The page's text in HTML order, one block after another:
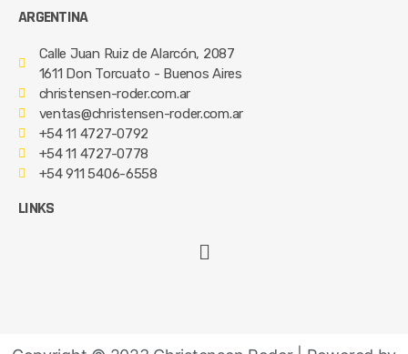
ARGENTINA
Calle Juan Ruiz de Alarcón, 2087
1611 Don Torcuato - Buenos Aires
christensen-roder.com.ar
ventas@christensen-roder.com.ar
+54 11 4727-0792
+54 11 4727-0778
+54 911 5406-6558
LINKS